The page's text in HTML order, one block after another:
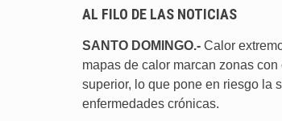
AL FILO DE LAS NOTICIAS
SANTO DOMINGO.- Calor
mapas de calor marcan zonas
superior, lo que pone en riesgo la
enfermedades crónicas.